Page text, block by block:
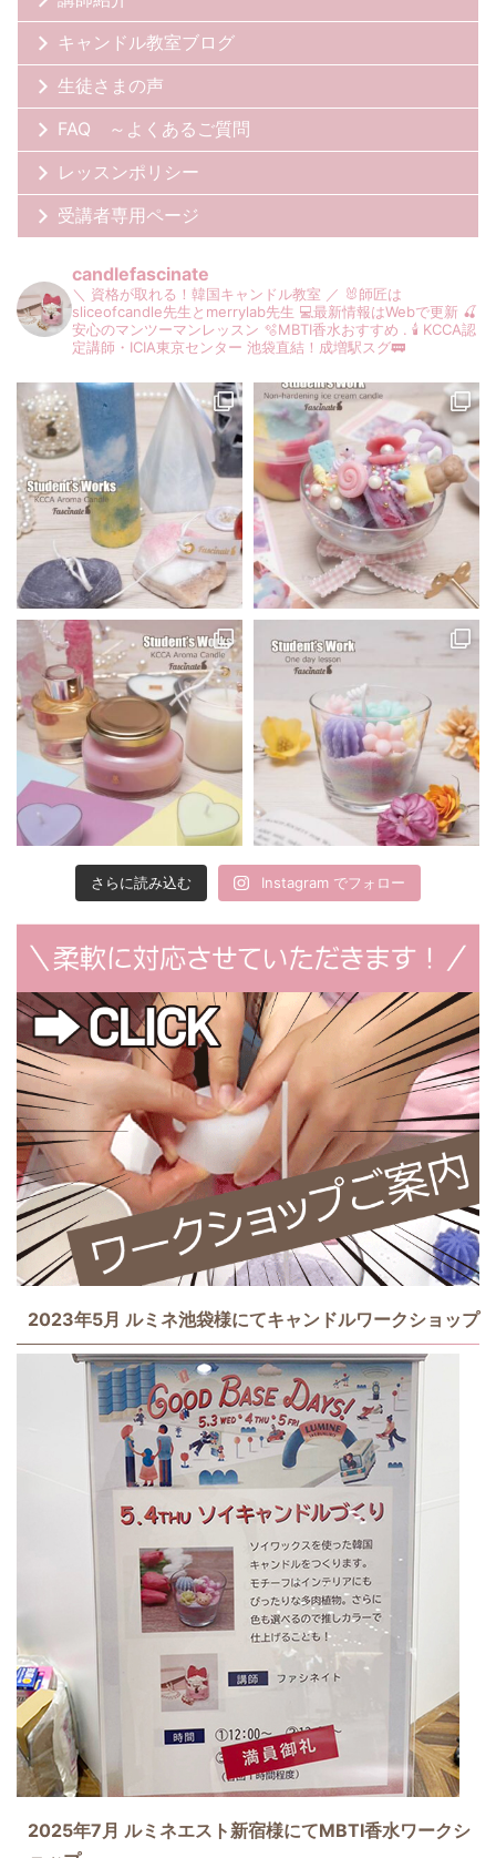
キャンドル教室ブログ
生徒さまの声
FAQ ～よくあるご質問
レッスンポリシー
受講者専用ページ
candlefascinate
＼ 資格が取れる！韓国キャンドル教室 ／ 🐰師匠は
sliceofcandle先生とmerrylab先生 💻最新情報はWebで更新 🍒
安心のマンツーマンレッスン 🫧MBTI香水おすすめ . 🕯️ KCCA認
定講師・ICIA東京センター 池袋直結！成増駅スグ🚃
さらに読み込む Instagram でフォロー
2023年5月 ルミネ池袋様にてキャンドルワークショップ
2025年7月 ルミネエスト新宿様にてMBTI香水ワークシ